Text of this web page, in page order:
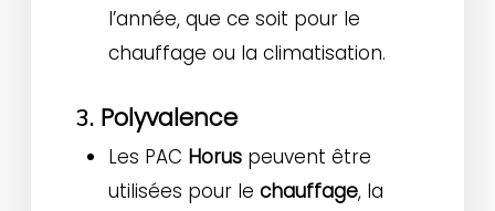
l’année, que ce soit pour le
chauffage ou la climatisation.
3. Polyvalence
Les PAC Horus peuvent être
utilisées pour lechauffage, la